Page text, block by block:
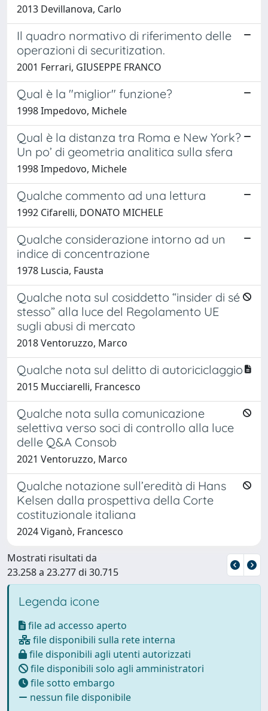
2013 Devillanova, Carlo
Il quadro normativo di riferimento delle
operazioni di securitization.
2001 Ferrari, GIUSEPPE FRANCO
Qual è la "miglior" funzione?
1998 Impedovo, Michele
Qual è la distanza tra Roma e New York?
Un po’ di geometria analitica sulla sfera
1998 Impedovo, Michele
Qualche commento ad una lettura
1992 Cifarelli, DONATO MICHELE
Qualche considerazione intorno ad un
indice di concentrazione
1978 Luscia, Fausta
Qualche nota sul cosiddetto “insider di sé
stesso” alla luce del Regolamento UE
sugli abusi di mercato
2018 Ventoruzzo, Marco
Qualche nota sul delitto di autoriciclaggio
2015 Mucciarelli, Francesco
Qualche nota sulla comunicazione
selettiva verso soci di controllo alla luce
delle Q&A Consob
2021 Ventoruzzo, Marco
Qualche notazione sull’eredità di Hans
Kelsen dalla prospettiva della Corte
costituzionale italiana
2024 Viganò, Francesco
Mostrati risultati da
23.258 a 23.277 di 30.715
Legenda icone
file ad accesso aperto
file disponibili sulla rete interna
file disponibili agli utenti autorizzati
file disponibili solo agli amministratori
file sotto embargo
nessun file disponibile